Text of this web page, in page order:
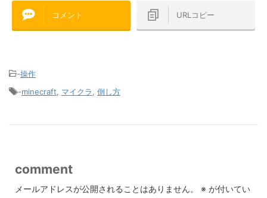
コメント URLコピー
-操作
-minecraft マイクラ 倒し方
comment
メールアドレスが公開されることはありません。 ※ が付いてい